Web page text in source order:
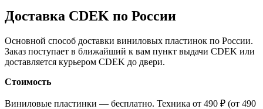
Доставка CDEK по России
Основной способ доставки виниловых пластинок по России.
Заказ поступает в ближайший к вам пункт выдачи CDEK или
доставляется курьером CDEK до двери.
Стоимость
Виниловые пластинки — бесплатно. Техника от 490 ₽ (от 490